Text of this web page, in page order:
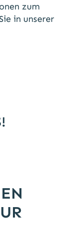
zum
in unserer